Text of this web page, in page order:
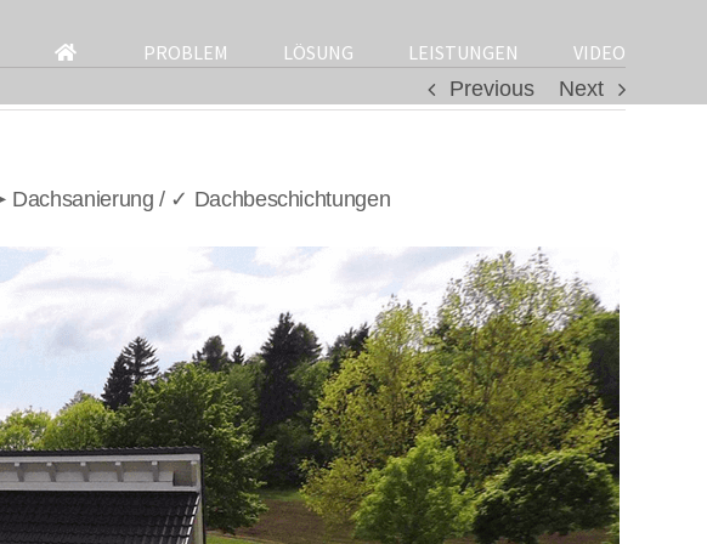
for:
PROBLEM LÖSUNG LEISTUNGEN
VIDEO
Previous
Next
Dachsanierung / ✓ Dachbeschichtungen